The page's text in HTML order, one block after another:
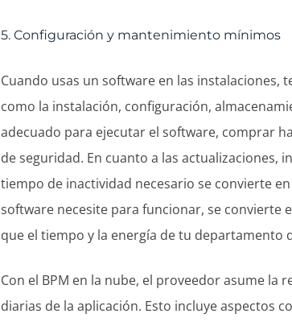
5. Configuración y mantenimiento mínimos
Cuando usas un software en las instalaciones,
como la instalación, configuración,
adecuado para ejecutar el software, comprar
de seguridad. En cuanto a las actualizaciones,
tiempo de inactividad necesario se convierte
software necesite para funcionar, se convierte
que el tiempo y la energía de tu departamento
Con el BPM en la nube, el proveedor asume la
diarias de la aplicación. Esto incluye aspectos